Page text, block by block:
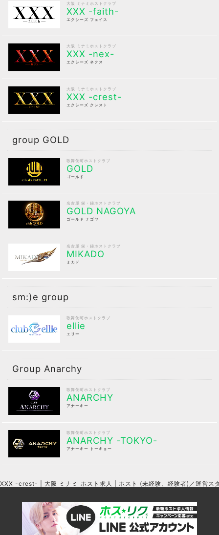
大阪 ミナミホストクラブ
XXX -faith-
エクシーズ フェイス
大阪 ミナミホストクラブ
XXX -nex-
エクシーズ ネクス
大阪 ミナミホストクラブ
XXX -crest-
エクシーズ クレスト
group GOLD
歌舞伎町ホストクラブ
GOLD
ゴールド
名古屋 栄・錦ホストクラブ
GOLD NAGOYA
ゴールド ナゴヤ
名古屋 栄・錦ホストクラブ
MIKADO
ミカド
sm:)e group
歌舞伎町ホストクラブ
ellie
エリー
Group Anarchy
歌舞伎町ホストクラブ
ANARCHY
アナーキー
歌舞伎町ホストクラブ
ANARCHY -TOKYO-
アナーキー トーキョー
XXX -crest- | 大阪 ミナミ ホスト求人 | ホスト (未経験、経験者)／運営ス